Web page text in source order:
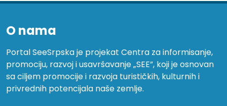
O nama
Portal SeeSrpska je projekat Centra za informisanje,
promociju, razvoj i usavršavanje „SEE”, koji je osnovan
sa ciljem promocije i razvoja turističkih, kulturnih i
privrednih potencijala naše zemlje.